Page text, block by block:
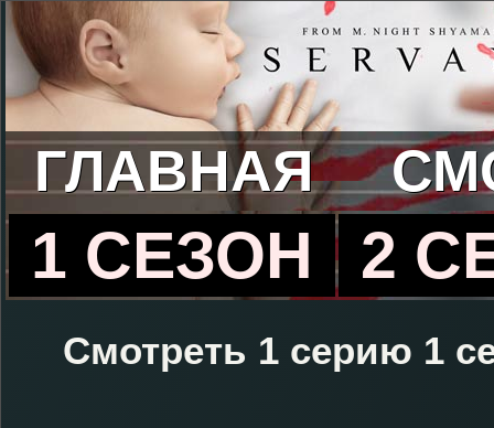
ГЛАВНАЯ
1 СЕЗОН 2
Смотреть 1 серию 1